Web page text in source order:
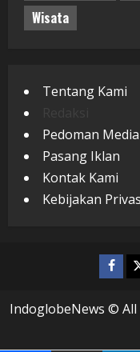
Wisata
Tentang Kami
Pedoman
Pasang Iklan
Kontak Kami
Kebijakan
IndoglobeNews ©